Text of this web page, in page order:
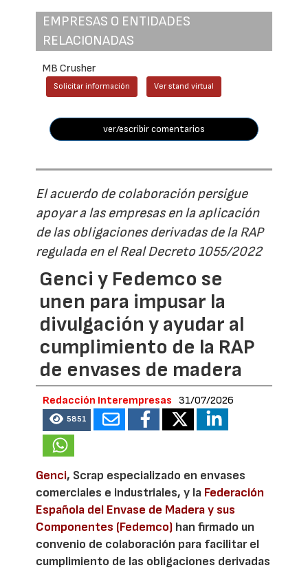
EMPRESAS O ENTIDADES
RELACIONADAS
MB Crusher
Solicitar información Ver stand virtual
ver/escribir comentarios
El acuerdo de colaboración persigue
apoyar a las empresas en la aplicación
de las obligaciones derivadas de la RAP
regulada en el Real Decreto 1055/2022
Genci y Fedemco se
unen para impusar la
divulgación y ayudar al
cumplimiento de la RAP
de envases de madera
Redacción Interempresas 31/07/2026
5851
Genci, Scrap especializado en envases
comerciales e industriales, y la Federación
Española del Envase de Madera y sus
Componentes (Fedemco) han firmado un
convenio de colaboración para facilitar el
cumplimiento de las obligaciones derivadas